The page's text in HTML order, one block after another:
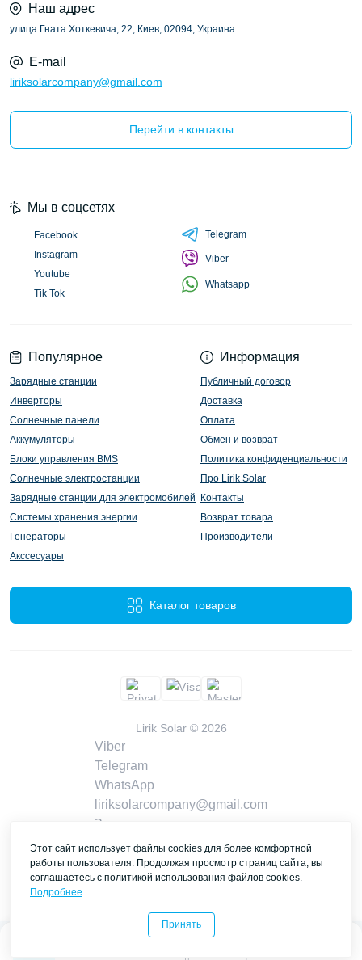
Каталог Главная Закладки
0
Сравнить Контакты
Наш адрес
улица Гната Хоткевича, 22, Киев, 02094, Украина
E-mail
liriksolarcompany@gmail.com
Перейти в контакты
Популярное
Зарядные станции
Инверторы
Солнечные панели
Аккумуляторы
Блоки управления BMS
Солнечные электростанции
Зарядные станции для электромобилей
Системы хранения энергии
Генераторы
Акссесуары
Информация
Публичный договор
Доставка
Оплата
Обмен и возврат
Политика конфиденциальности
Про Lirik Solar
Контакты
Возврат товара
Производители
Каталог товаров
Мы в соцсетях
Facebook
Instagram
Youtube
Tik Tok
Telegram
Viber
Whatsapp
Lirik Solar © 2026
Viber
Telegram
WhatsApp
liriksolarcompany@gmail.com
Заказать звонок
Контакты
Этот сайт использует файлы cookies для более комфортной
работы пользователя. Продолжая просмотр страниц сайта, вы
соглашаетесь с политикой использования файлов cookies.
Подробнее
Принять